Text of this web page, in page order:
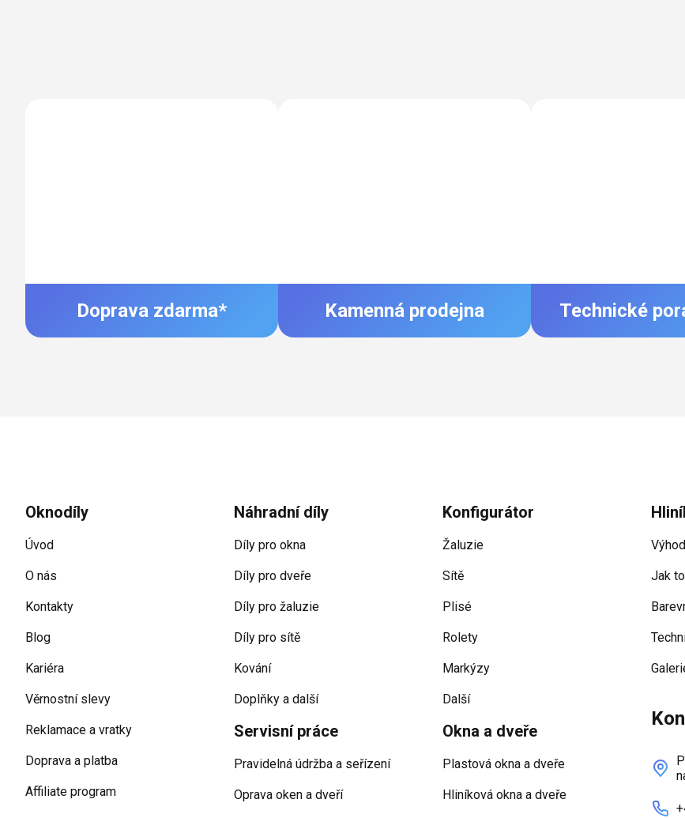
Doprava zdarma* Kamenná prodejna Technické
Zápatí
Oknodíly
Úvod
O nás
Kontakty
Blog
Kariéra
Věrnostní slevy
Reklamace a vratky
Doprava a platba
Affiliate program
Náhradní díly
Díly pro okna
Díly pro dveře
Díly pro žaluzie
Díly pro sítě
Kování
Doplňky a další
Servisní práce
Pravidelná údržba a seřízení
Oprava oken a dveří
Konfigurátor
Žaluzie
Sítě
Plisé
Rolety
Markýzy
Další
Okna a dveře
Plastová okna a dveře
Hliníková okna a dveře
Jak